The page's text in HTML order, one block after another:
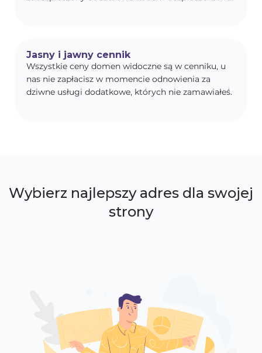
Jasny i jawny cennik
Wszystkie ceny domen widoczne są w cenniku, u
nas nie zapłacisz w momencie odnowienia za
dziwne usługi dodatkowe, których nie zamawiałeś.
Wybierz najlepszy adres dla swojej
strony